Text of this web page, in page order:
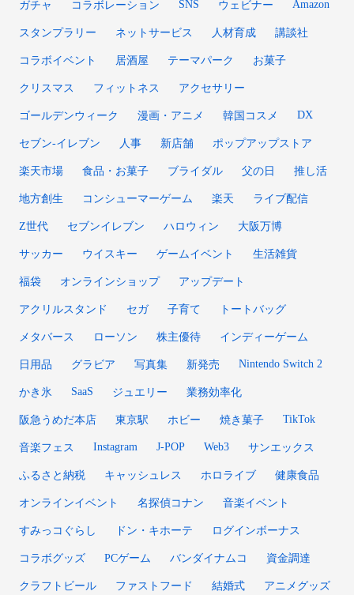
ガチャ コラボレーション SNS ウェビナー Amazon
スタンプラリー ネットサービス 人材育成 講談社
コラボイベント 居酒屋 テーマパーク お菓子
クリスマス フィットネス アクセサリー
ゴールデンウィーク 漫画・アニメ 韓国コスメ DX
セブン‐イレブン 人事 新店舗 ポップアップストア
楽天市場 食品・お菓子 ブライダル 父の日 推し活
地方創生 コンシューマーゲーム 楽天 ライブ配信
Z世代 セブンイレブン ハロウィン 大阪万博
サッカー ウイスキー ゲームイベント 生活雑貨
福袋 オンラインショップ アップデート
アクリルスタンド セガ 子育て トートバッグ
メタバース ローソン 株主優待 インディーゲーム
日用品 グラビア 写真集 新発売 Nintendo Switch 2
かき氷 SaaS ジュエリー 業務効率化
阪急うめだ本店 東京駅 ホビー 焼き菓子 TikTok
音楽フェス Instagram J-POP Web3 サンエックス
ふるさと納税 キャッシュレス ホロライブ 健康食品
オンラインイベント 名探偵コナン 音楽イベント
すみっコぐらし ドン・キホーテ ログインボーナス
コラボグッズ PCゲーム バンダイナムコ 資金調達
クラフトビール ファストフード 結婚式 アニメグッズ